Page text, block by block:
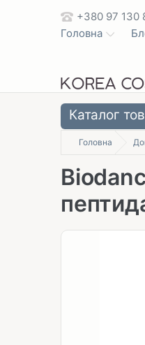
+380 97 130
Головна
Каталог
Головна